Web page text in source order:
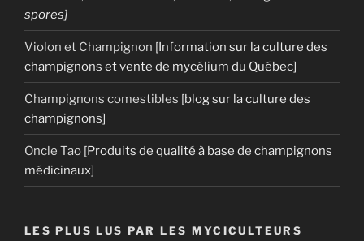
spores]
Violon et Champignon [Information sur la culture des
champignons et vente de mycélium du Québec]
Champignons comestibles [blog sur la culture des
champignons]
Oncle Tao [Produits de qualité à base de champignons
médicinaux]
LES PLUS LUS PAR LES MYCICULTEURS